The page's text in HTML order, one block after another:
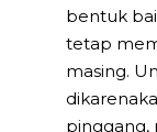
bentuk
tetap
masing.
pinggang,